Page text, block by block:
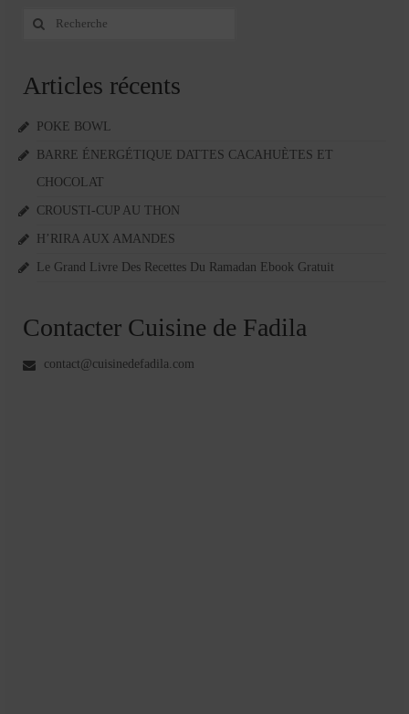
Rechercher
Articles récents
POKE BOWL
BARRE ÉNERGÉTIQUE DATTES CACAHUÈTES ET
CHOCOLAT
CROUSTI-CUP AU THON
H’RIRA AUX AMANDES
Le Grand Livre Des Recettes Du Ramadan Ebook Gratuit
Contacter Cuisine de Fadila
contact@cuisinedefadila.com